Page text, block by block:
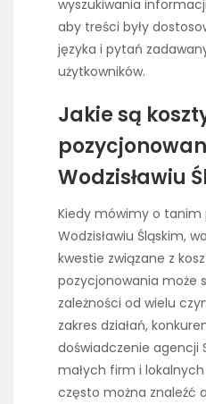
wyszukiwania
aby treści były
języka i pytań
użytkowników.
Jakie są
Wodzisławiu
Kiedy mówimy o tanim
Wodzisławiu Śląskim,
kwestie związane z
pozycjonowania może
zależności od wielu
zakres działań,
doświadczenie agencji
małych firm i
często można znaleźć